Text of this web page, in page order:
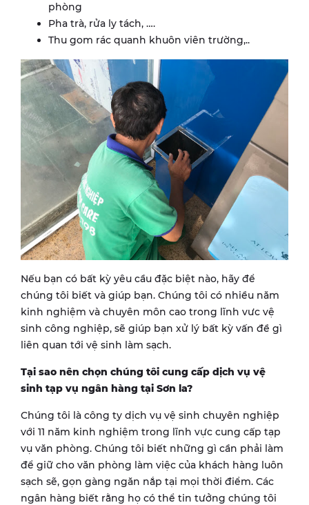
phòng
Pha trà, rửa ly tách, ….
Thu gom rác quanh khuôn viên trường,..
Nếu bạn có bất kỳ yêu cầu đặc biệt nào, hãy để
chúng tôi biết và giúp bạn. Chúng tôi có nhiều năm
kinh nghiệm và chuyên môn cao trong lĩnh vưc vệ
sinh công nghiệp, sẽ giúp bạn xử lý bất kỳ vấn đề gì
liên quan tới vệ sinh làm sạch.
Tại sao nên chọn chúng tôi cung cấp dịch vụ vệ
sinh tạp vụ ngân hàng tại Sơn la?
Chúng tôi là công ty dịch vụ vệ sinh chuyên nghiệp
với 11 năm kinh nghiệm trong lĩnh vực cung cấp tạp
vụ văn phòng. Chúng tôi biết những gì cần phải làm
để giữ cho văn phòng làm việc của khách hàng luôn
sạch sẽ, gọn gàng ngăn nắp tại mọi thời điểm. Các
ngân hàng biết rằng họ có thể tin tưởng chúng tôi